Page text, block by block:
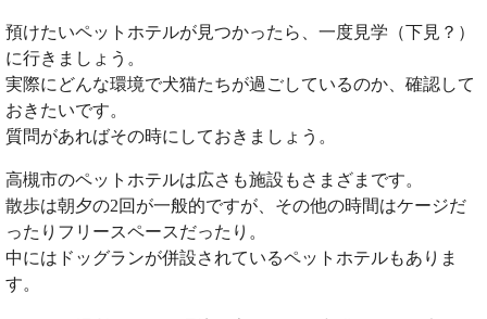
預けたいペットホテルが見つかったら、一度見学（下見？）
に行きましょう。
実際にどんな環境で犬猫たちが過ごしているのか、確認して
おきたいです。
質問があればその時にしておきましょう。
高槻市のペットホテルは広さも施設もさまざまです。
散歩は朝夕の2回が一般的ですが、その他の時間はケージだ
ったりフリースペースだったり。
中にはドッグランが併設されているペットホテルもありま
す。